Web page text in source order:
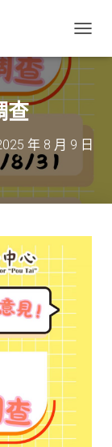
O
G
G
L
E
A
G
查
年 8 月 9 日